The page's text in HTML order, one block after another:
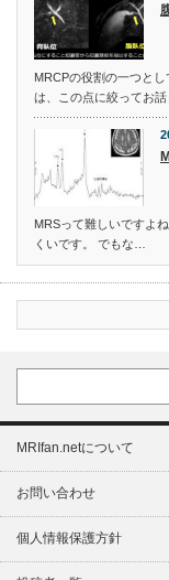
MRCPの役割の一つと
は、この点に絞ってお話
MRSって難しいですよ
くいです。 でもな…
MRIfan.netについて
お問い合わせ
個人情報保護方針